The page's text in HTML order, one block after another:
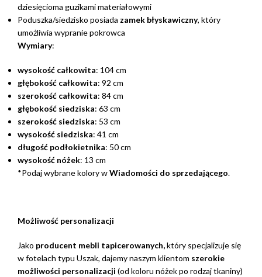
dziesięcioma guzikami materiałowymi
Poduszka/siedzisko posiada zamek błyskawiczny, który
umożliwia wypranie pokrowca
Wymiary:
wysokość całkowita: 104 cm
głębokość całkowita: 92 cm
szerokość całkowita: 84 cm
głębokość siedziska: 63 cm
szerokość siedziska: 53 cm
wysokość siedziska: 41 cm
długość podłokietnika: 50 cm
wysokość nóżek: 13 cm
*Podaj wybrane kolory wWiadomości do sprzedającego.
Możliwość personalizacji
Jako producent mebli tapicerowanych,który specjalizuje się
w fotelach typu Uszak, dajemy naszym klientom szerokie
możliwości personalizacji (od koloru nóżek po rodzaj tkaniny)